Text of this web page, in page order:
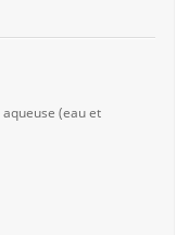
(eau et